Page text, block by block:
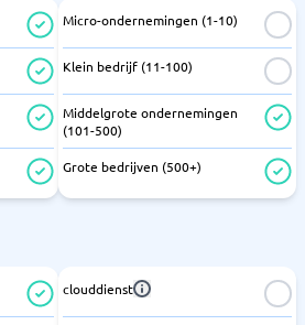
Micro-ondernemingen (1-10)
Klein bedrijf (11-100)
Middelgrote ondernemingen
(101-500)
Grote bedrijven (500+)
clouddienst